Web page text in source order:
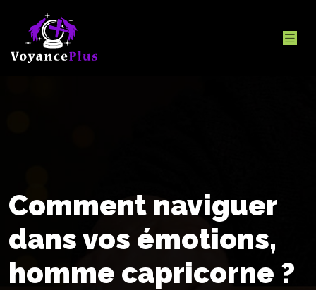
Comment naviguer
dans vos émotions,
homme capricorne ?